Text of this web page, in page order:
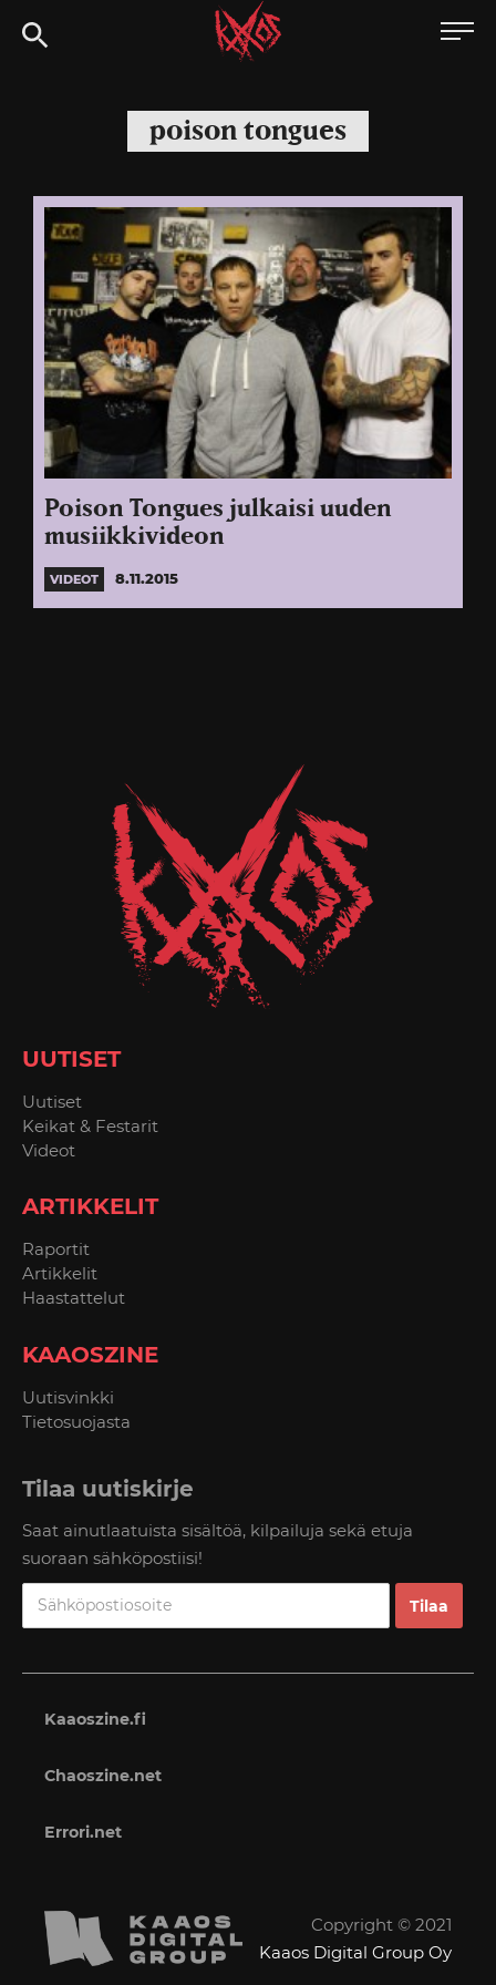
Siirry
suoraan
Kaaoszine
poison tongues
Poison Tongues julkaisi uuden
musiikkivideon
VIDEOT 8.11.2015
UUTISET
Uutiset
Keikat & Festarit
Videot
ARTIKKELIT
Raportit
Artikkelit
Haastattelut
KAAOSZINE
Uutisvinkki
Tietosuojasta
Tilaa uutiskirje
Saat ainutlaatuista sisältöä, kilpailuja sekä etuja
suoraan sähköpostiisi!
Kaaoszine.fi
Chaoszine.net
Errori.net
Copyright © 2021
Kaaos Digital Group Oy